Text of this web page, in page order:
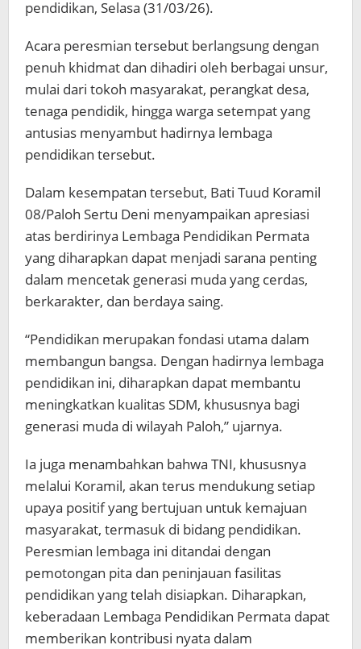
pendidikan, Selasa (31/03/26).
Acara peresmian tersebut berlangsung dengan
penuh khidmat dan dihadiri oleh berbagai unsur,
mulai dari tokoh masyarakat, perangkat desa,
tenaga pendidik, hingga warga setempat yang
antusias menyambut hadirnya lembaga
pendidikan tersebut.
Dalam kesempatan tersebut, Bati Tuud Koramil
08/Paloh Sertu Deni menyampaikan apresiasi
atas berdirinya Lembaga Pendidikan Permata
yang diharapkan dapat menjadi sarana penting
dalam mencetak generasi muda yang cerdas,
berkarakter, dan berdaya saing.
“Pendidikan merupakan fondasi utama dalam
membangun bangsa. Dengan hadirnya lembaga
pendidikan ini, diharapkan dapat membantu
meningkatkan kualitas SDM, khususnya bagi
generasi muda di wilayah Paloh,” ujarnya.
Ia juga menambahkan bahwa TNI, khususnya
melalui Koramil, akan terus mendukung setiap
upaya positif yang bertujuan untuk kemajuan
masyarakat, termasuk di bidang pendidikan.
Peresmian lembaga ini ditandai dengan
pemotongan pita dan peninjauan fasilitas
pendidikan yang telah disiapkan. Diharapkan,
keberadaan Lembaga Pendidikan Permata dapat
memberikan kontribusi nyata dalam